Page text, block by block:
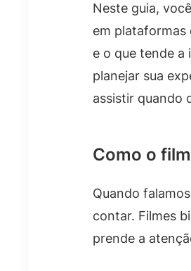
Neste guia,
em
e o que tende a
planejar sua
assistir quando
Como o
Quando
contar. Filmes
prende a